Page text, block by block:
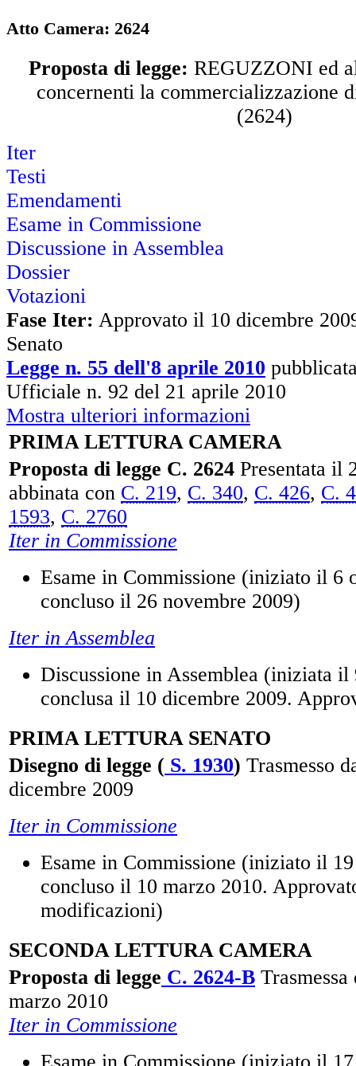
Atto Camera: 2624
Proposta di legge: REGUZZONI ed
concernenti la commercializzazione
(2624)
Iter
Testi
Emendamenti
Esame in Commissione
Discussione in Assemblea
Dossier
Votazioni
Fase Iter: Approvato il 10 dicembre
Senato
Legge n. 55 dell'8 aprile 2010
Ufficiale n. 92 del 21 aprile 2010
Mostra ulteriori informazioni
PRIMA LETTURA CAMERA
Proposta di legge C. 2624 Presentata il
abbinata con C. 219, C. 340, C. 426, C.
1593, C. 2760
Iter in Commissione
Esame in Commissione (iniziato il 6
concluso il 26 novembre 2009)
Iter in Assemblea
Discussione in Assemblea (iniziata il
conclusa il 10 dicembre 2009.
PRIMA LETTURA SENATO
Disegno di legge ( S. 1930) Trasmesso
dicembre 2009
Iter in Commissione
Esame in Commissione (iniziato il
concluso il 10 marzo 2010.
modificazioni)
SECONDA LETTURA CAMERA
Proposta di legge C. 2624-B
marzo 2010
Iter in Commissione